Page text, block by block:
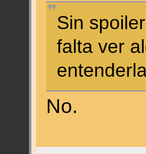
Sin
falta ver
No.